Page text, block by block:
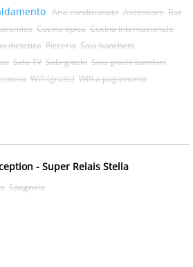
Aria condizionata Ascensore Bar
Cucina tipica Cucina internazionale
dietetica Pizzeria Sala banchetti
Sala TV Sala giochi Sala giochi bambini
Wifi (gratis) Wifi a pagamento
- Super Relais Stella
Spagnolo